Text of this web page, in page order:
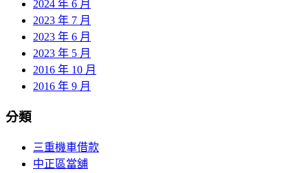
2024 年 6 月
2023 年 7 月
2023 年 6 月
2023 年 5 月
2016 年 10 月
2016 年 9 月
分類
三重機車借款
中正區當舖